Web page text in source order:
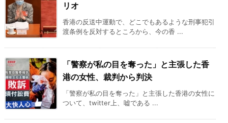
リオ
香港の反送中運動で、どこでもあるような刑事犯引
渡条例を反対するところから、今の香 ...
「警察が私の目を奪った」と主張した香
港の女性、裁判から判決
「警察が私の目を奪った」と主張した香港の女性に
ついて、twitter上、嘘である ...